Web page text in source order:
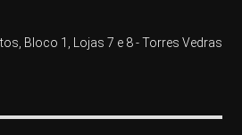
Bloco 1, Lojas 7 e 8 - Torres Vedras